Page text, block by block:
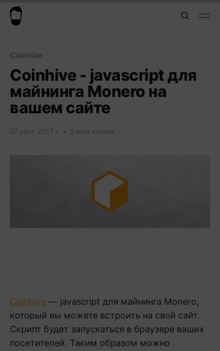
Coinhive
Coinhive - javascript для
майнинга Monero на
вашем сайте
27 сент. 2017 г. • 3 мин чтения
Coinhive — javascript для майнинга Monero,
который вы можете встроить на свой сайт.
Скрипт будет запускаться в браузере ваших
посетителей. Таким образом можно